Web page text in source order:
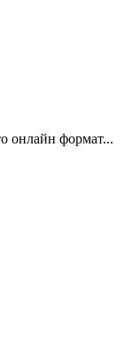
онлайн формат...